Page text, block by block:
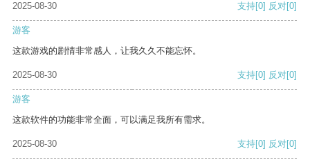
2025-08-30 支持[0] 反对[0]
游客
这款游戏的剧情非常感人，让我久久不能忘怀。
2025-08-30 支持[0] 反对[0]
游客
这款软件的功能非常全面，可以满足我所有需求。
2025-08-30 支持[0] 反对[0]